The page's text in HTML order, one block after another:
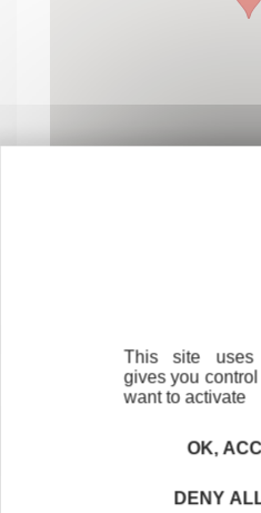
Trouvez à qui vous
Créateurs, repreneurs,
This site uses
gives you
want to activate
OK,
DENY